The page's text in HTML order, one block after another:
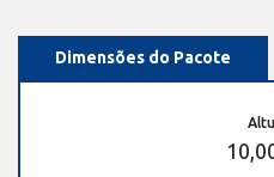
Dimensões do Pacote